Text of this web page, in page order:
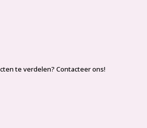
te verdelen? Contacteer ons!